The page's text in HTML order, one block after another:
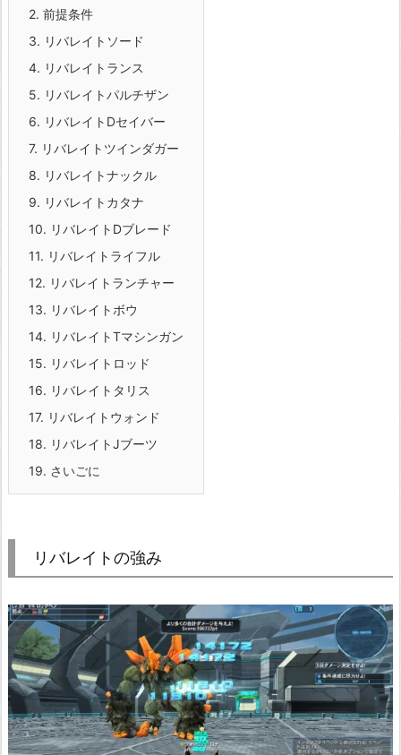
2. 前提条件
3. リバレイトソード
4. リバレイトランス
5. リバレイトパルチザン
6. リバレイトDセイバー
7. リバレイトツインダガー
8. リバレイトナックル
9. リバレイトカタナ
10. リバレイトDブレード
11. リバレイトライフル
12. リバレイトランチャー
13. リバレイトボウ
14. リバレイトTマシンガン
15. リバレイトロッド
16. リバレイトタリス
17. リバレイトウォンド
18. リバレイトJブーツ
19. さいごに
リバレイトの強み